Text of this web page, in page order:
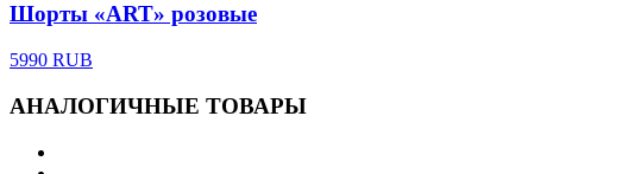
Шорты «ART» розовые
5990 RUB
АНАЛОГИЧНЫЕ ТОВАРЫ